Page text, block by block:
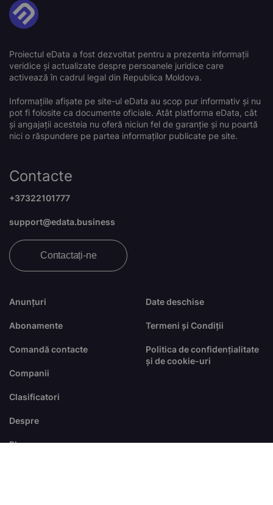
Proiectul eData a fost dezvoltat pentru a prezenta informații
veridice și actualizate despre persoanele juridice care
activează în cadrul legal din Republica Moldova.
Informațiile afișate pe site-ul eData au scop pur informativ și nu
pot fi folosite ca documente oficiale. Atât platforma eData, cât
și angajații acesteia nu oferă niciun fel de garanție și nu poartă
nici o răspundere pe partea informaților publicate pe site.
Anunțuri
Abonamente
Comandă contacte
Companii
Clasificatori
Despre
Blog
Date deschise
Termeni și Condiții
Politica de confidențialitate
și de cookie-uri
Contacte
+37322101777
support@edata.business
Contactați-ne